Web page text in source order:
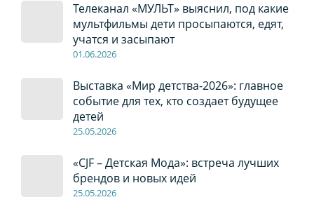
Телеканал «МУЛЬТ» выяснил, под какие
мультфильмы дети просыпаются, едят,
учатся и засыпают
01.06.2026
Выставка «Мир детства-2026»: главное
событие для тех, кто создает будущее
детей
25.05.2026
«CJF – Детская Мода»: встреча лучших
брендов и новых идей
25.05.2026